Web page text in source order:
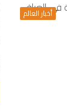
أخبار العالم